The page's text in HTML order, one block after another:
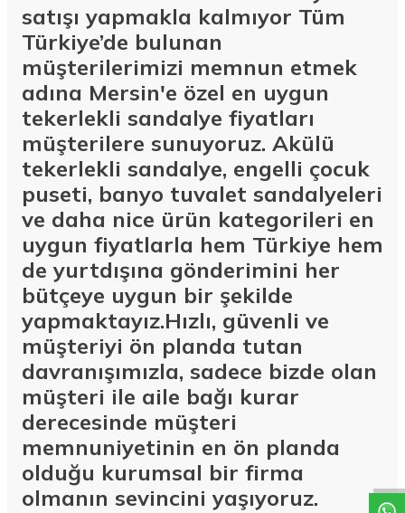
satışı yapmakla kalmıyor Tüm
Türkiye’de bulunan
müşterilerimizi memnun etmek
adına Mersin'e özel en uygun
tekerlekli sandalye fiyatları
müşterilere sunuyoruz. Akülü
tekerlekli sandalye, engelli çocuk
puseti, banyo tuvalet sandalyeleri
ve daha nice ürün kategorileri en
uygun fiyatlarla hem Türkiye hem
de yurtdışına gönderimini her
bütçeye uygun bir şekilde
yapmaktayız.Hızlı, güvenli ve
müşteriyi ön planda tutan
davranışımızla, sadece bizde olan
müşteri ile aile bağı kurar
derecesinde müşteri
memnuniyetinin en ön planda
olduğu kurumsal bir firma
olmanın sevincini yaşıyoruz.